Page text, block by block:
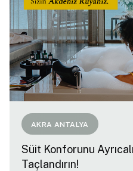
AKRA ANTALYA
Süit Konforunu
Taçlandırın!